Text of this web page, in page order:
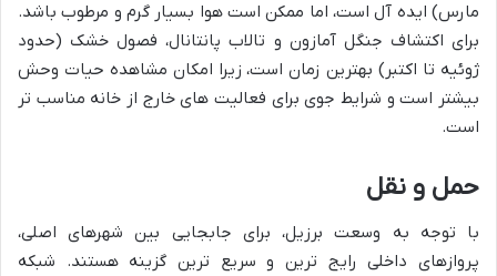
مارس) ایده آل است، اما ممکن است هوا بسیار گرم و مرطوب باشد.
برای اکتشاف جنگل آمازون و تالاب پانتانال، فصول خشک (حدود
ژوئیه تا اکتبر) بهترین زمان است، زیرا امکان مشاهده حیات وحش
بیشتر است و شرایط جوی برای فعالیت های خارج از خانه مناسب تر
است.
حمل و نقل
با توجه به وسعت برزیل، برای جابجایی بین شهرهای اصلی،
پروازهای داخلی رایج ترین و سریع ترین گزینه هستند. شبکه